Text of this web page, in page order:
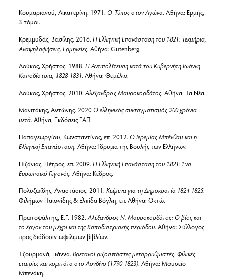
Κουμαριανού, Αικατερίνη. 1971. Ο Τύπος στον Αγώνα. Αθήνα: Ερμής,
3 τόμοι.
Κρεμμυδάς, Βασίλης. 2016. Η Ελληνική Επανάσταση του 1821: Τεκμήρια,
Αναψηλαφήσεις, Ερμηνείες. Αθήνα: Gutenberg.
Λούκος, Χρήστος. 1988. Η Αντιπολίτευση κατά του Κυβερνήτη Ιωάννη
Καποδίστρια, 1828-1831. Αθήνα: Θεμέλιο.
Λούκος, Χρήστος. 2010. Αλέξανδρος Μαυροκορδάτος. Αθήνα: Τα Νέα.
Μανιτάκης, Αντώνης. 2020Ο ελληνικός συνταγματισμός 200 χρόνια
μετά. Αθήνα, Εκδόσεις ΕΑΠ
Παπαγεωργίου, Κωνσταντίνος, επ. 2012. Ο Ιερεμίας Μπένθαμ και η
Ελληνική Επανάσταση. Αθήνα: Ίδρυμα της Βουλής των Ελλήνων.
Πιζάνιας, Πέτρος, επ. 2009. Η Ελληνική Επανάσταση του 1821: Ένα
Ευρωπαϊκό Γεγονός. Αθήνα: Κέδρος.
Πολυζωίδης, Αναστάσιος. 2011. Κείμενα για τη Δημοκρατία 1824-1825.
Φιλήμων Παιονίδης & Ελπίδα Βόγλη, επ. Αθήνα: Οκτώ.
Πρωτοψάλτης, Ε.Γ. 1982. Αλέξανδρος Ν. Μαυροκορδάτος: Ο βίος και
το έργον του μέχρι και της Καποδιστριακής περιόδου. Αθήνα: Σύλλογος
προς διάδοσιν ωφέλιμων βιβλίων.
Τζουρμανά, Γιάννα. Βρετανοί ριζοσπάστες μεταρρυθμιστές: Φιλικές
εταιρίες και κομιτάτα στο Λονδίνο (1790-1823). Αθήνα: Μουσείο
Μπενάκη.